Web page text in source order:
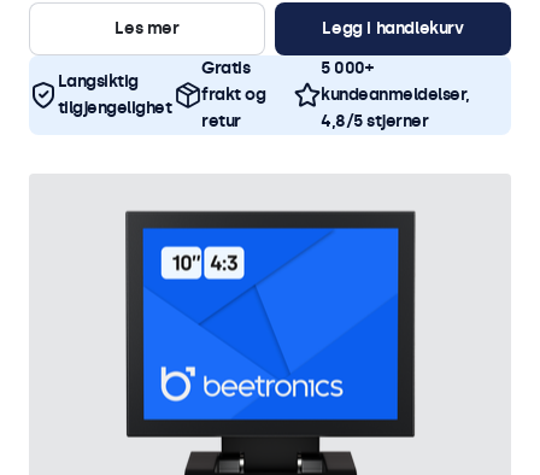
Les mer
Legg i handlekurv
Langsiktig
tilgjengelighet
Gratis
frakt og
retur
5 000+
kundeanmeldelser,
4,8/5 stjerner